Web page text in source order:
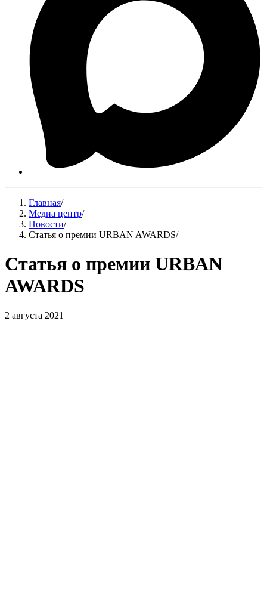
Главная/
Медиа центр/
Новости/
Статья о премии URBAN AWARDS/
Статья о премии URBAN
AWARDS
2 августа 2021